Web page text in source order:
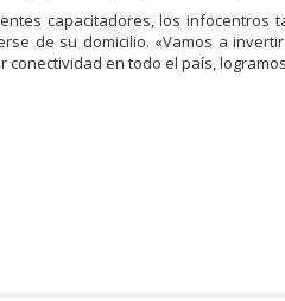
capacitadores, los
de su domicilio. «Vamos a
en todo el país,